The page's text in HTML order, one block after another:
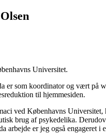
Universitet.
er som koordinator og vært på
til hjemmesiden.
ved Københavns
brug af psykedelika.
arbejde er jeg også engageret